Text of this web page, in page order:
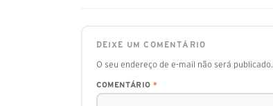
DEIXE UM COMENTÁRIO
O seu endereço de e-mail não será publicado.
COMENTÁRIO *